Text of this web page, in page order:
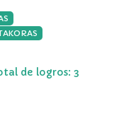
de logros: 3